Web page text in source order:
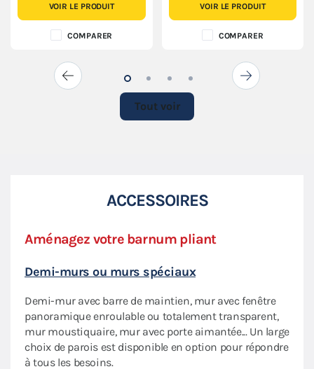
VOIR LE PRODUIT
COMPARER
VOIR LE PRODUIT
COMPARER
Tout voir
ACCESSOIRES
Aménagez votre barnum pliant
Demi-murs ou murs spéciaux
Demi-mur avec barre de maintien, mur avec fenêtre
panoramique enroulable ou totalement transparent,
mur moustiquaire, mur avec porte aimantée... Un large
choix de parois est disponible en option pour répondre
à tous les besoins.